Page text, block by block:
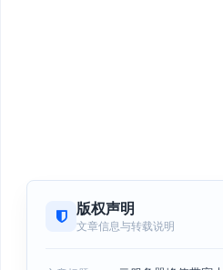
版权声明
文章信息与转载说明